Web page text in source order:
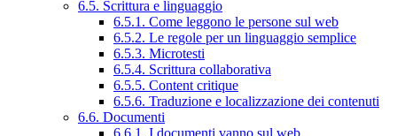
6.5. Scrittura e linguaggio
6.5.1. Come leggono le persone sul web
6.5.2. Le regole per un linguaggio semplice
6.5.3. Microtesti
6.5.4. Scrittura collaborativa
6.5.5. Content critique
6.5.6. Traduzione e localizzazione dei contenuti
6.6. Documenti
6.6.1. I documenti vanno sul web